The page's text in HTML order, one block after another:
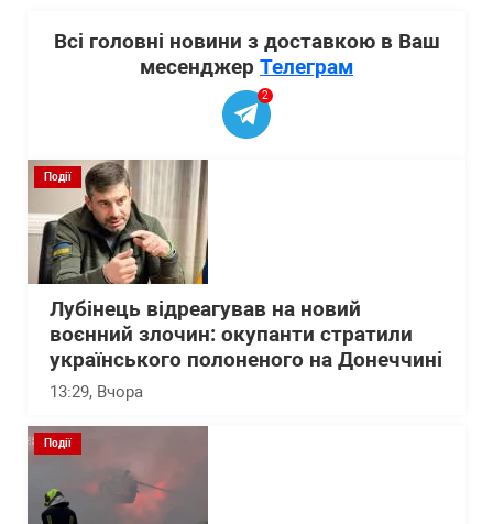
Всі головні новини з доставкою в Ваш
месенджер Телеграм
2
Події
Лубінець відреагував на новий
воєнний злочин: окупанти стратили
українського полоненого на Донеччині
13:29, Вчора
Події